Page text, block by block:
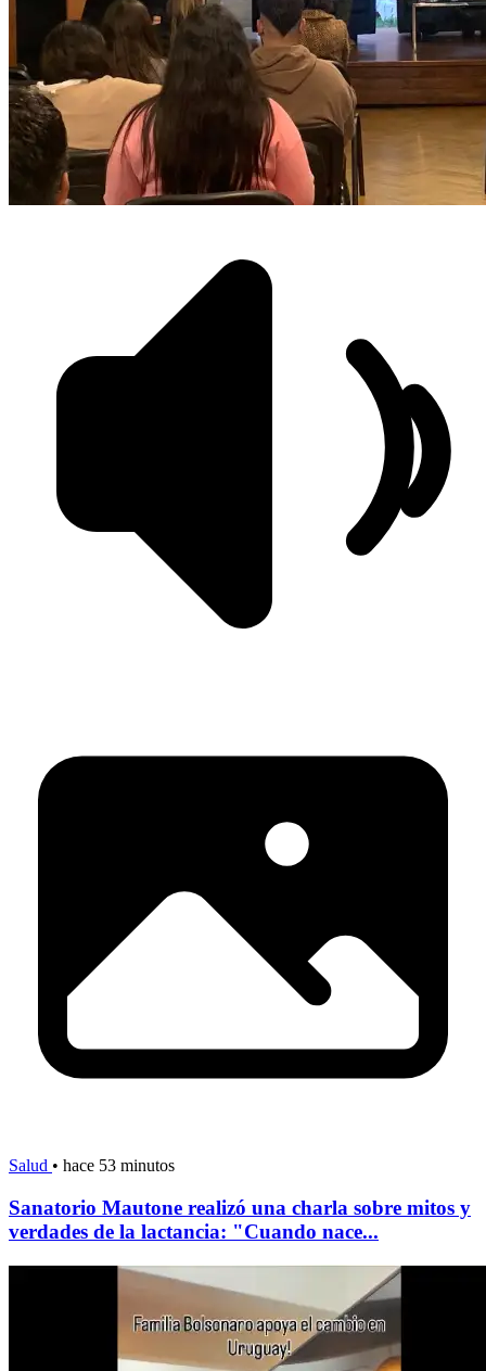
Salud • hace 53 minutos
Sanatorio Mautone realizó una charla sobre mitos y
verdades de la lactancia: "Cuando nace...